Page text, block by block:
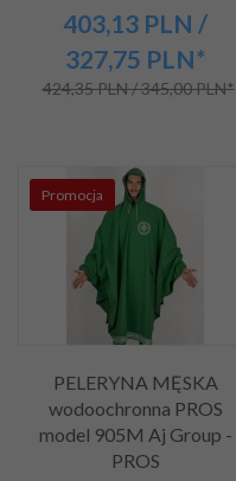
403,13 PLN /
327,75 PLN*
424,35 PLN / 345,00 PLN*
Promocja
PELERYNA MĘSKA
wodoochronna PROS
model 905M Aj Group -
PROS